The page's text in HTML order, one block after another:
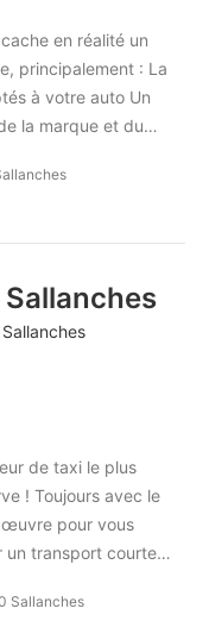
en réalité un
principalement : La
à votre auto Un
la marque et du…
de taxi le plus
! Toujours avec le
œuvre pour vous
un transport courte…
Sallanches